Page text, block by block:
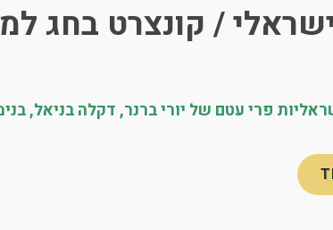
/ קונצרט בחג
פרי עטם של יורי ברנר, דקלה בניאל,